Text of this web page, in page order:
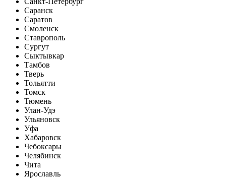
Саранск
Саратов
Смоленск
Ставрополь
Сургут
Сыктывкар
Тамбов
Тверь
Тольятти
Томск
Тюмень
Улан-Удэ
Ульяновск
Уфа
Хабаровск
Чебоксары
Челябинск
Чита
Ярославль